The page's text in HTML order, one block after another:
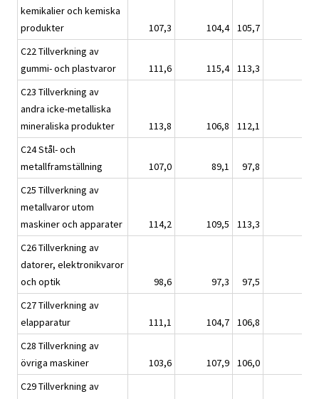
kemikalier och kemiska
produkter
107,3 104,4
105,7
C22 Tillverkning av
gummi- och plastvaror
111,6 115,4
113,3
C23 Tillverkning av
andra icke-metalliska
mineraliska produkter
113,8 106,8
112,1
C24 Stål- och
metallframställning
107,0 89,1
97,8
C25 Tillverkning av
metallvaror utom
maskiner och apparater
114,2 109,5
113,3
C26 Tillverkning av
datorer, elektronikvaror
och optik
98,6 97,3
97,5
C27 Tillverkning av
elapparatur
111,1 104,7
106,8
C28 Tillverkning av
övriga maskiner
103,6 107,9
106,0
C29 Tillverkning av